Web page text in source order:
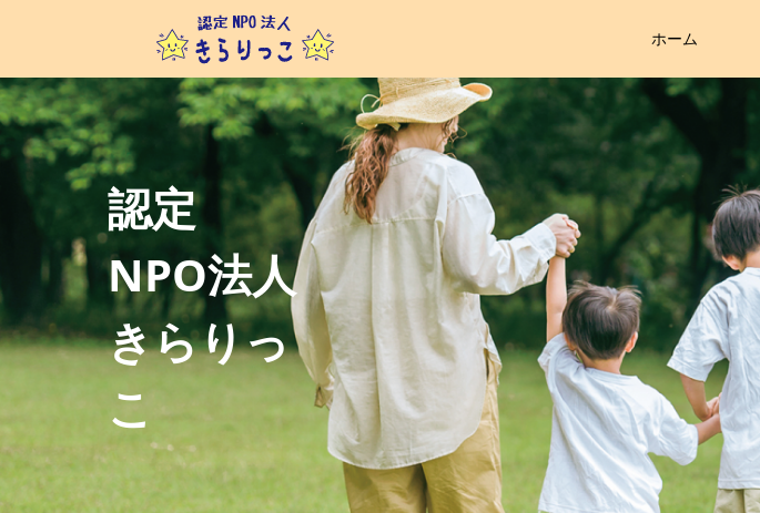
ホーム
認定
NPO法人
きらりっ
こ